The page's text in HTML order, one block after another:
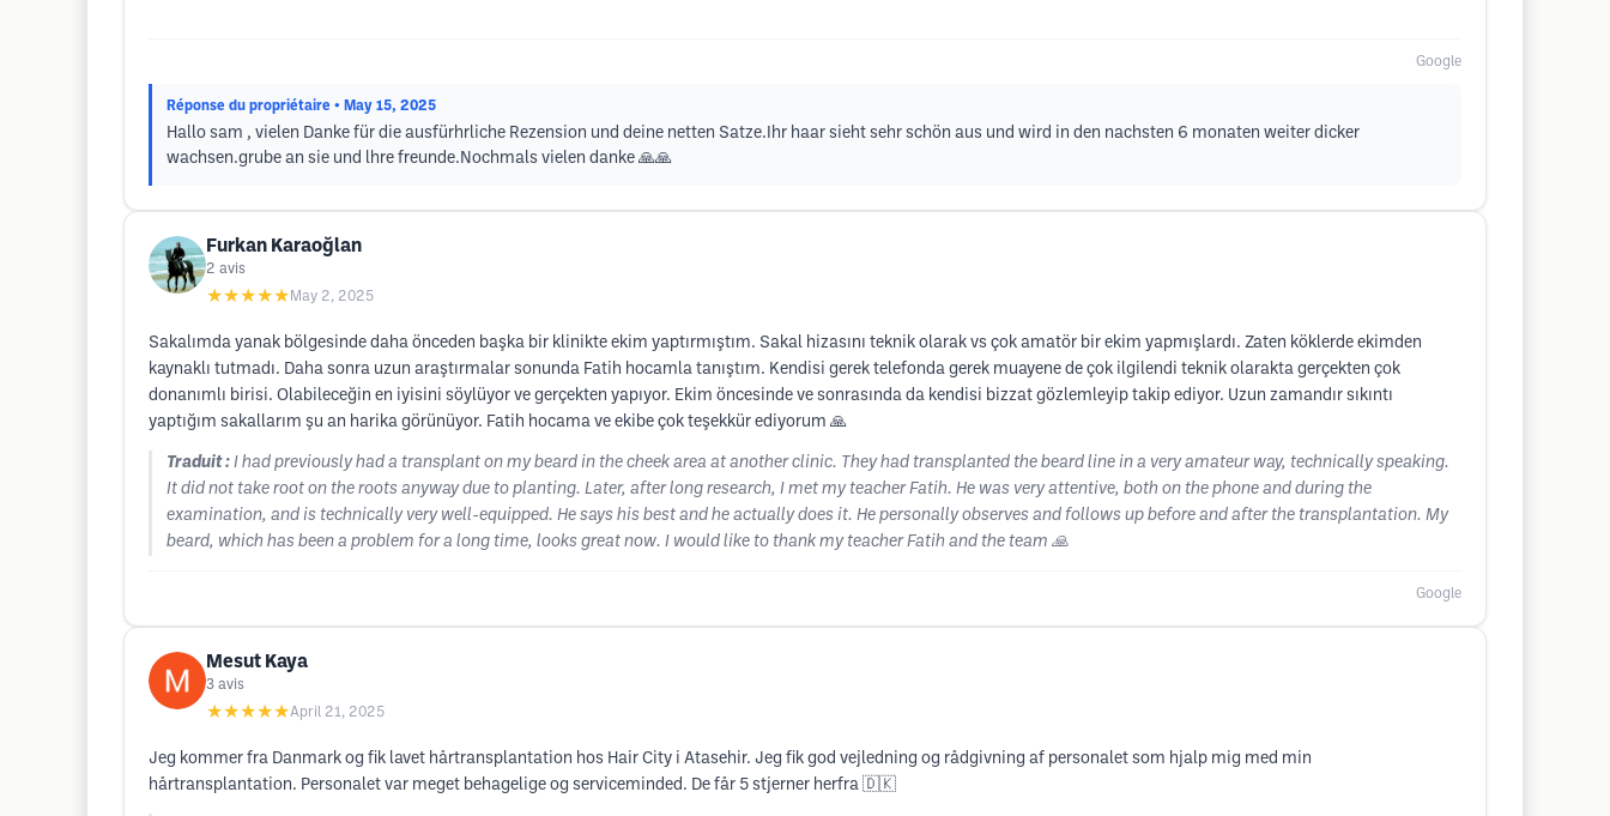
Google
Réponse du propriétaire • May 15, 2025
Hallo sam , vielen Danke für die ausfürhrliche Rezension und deine netten Satze.Ihr haar sieht sehr schön aus und wird in den nachsten 6 monaten weiter dicker
wachsen.grube an sie und lhre freunde.Nochmals vielen danke 🙏🙏
Furkan Karaoğlan
2 avis
★★★★★ May 2, 2025
Sakalımda yanak bölgesinde daha önceden başka bir klinikte ekim yaptırmıştım. Sakal hizasını teknik olarak vs çok amatör bir ekim yapmışlardı. Zaten köklerde ekimden
kaynaklı tutmadı. Daha sonra uzun araştırmalar sonunda Fatih hocamla tanıştım. Kendisi gerek telefonda gerek muayene de çok ilgilendi teknik olarakta gerçekten çok
donanımlı birisi. Olabileceğin en iyisini söylüyor ve gerçekten yapıyor. Ekim öncesinde ve sonrasında da kendisi bizzat gözlemleyip takip ediyor. Uzun zamandır sıkıntı
yaptığım sakallarım şu an harika görünüyor. Fatih hocama ve ekibe çok teşekkür ediyorum 🙏
Traduit : I had previously had a transplant on my beard in the cheek area at another clinic. They had transplanted the beard line in a very amateur way, technically speaking.
It did not take root on the roots anyway due to planting. Later, after long research, I met my teacher Fatih. He was very attentive, both on the phone and during the
examination, and is technically very well-equipped. He says his best and he actually does it. He personally observes and follows up before and after the transplantation. My
beard, which has been a problem for a long time, looks great now. I would like to thank my teacher Fatih and the team 🙏
Google
Mesut Kaya
3 avis
★★★★★April 21, 2025
Jeg kommer fra Danmark og fik lavet hårtransplantation hos Hair City i Atasehir. Jeg fik god vejledning og rådgivning af personalet som hjalp mig med min
hårtransplantation. Personalet var meget behagelige og serviceminded. De får 5 stjerner herfra 🇩🇰